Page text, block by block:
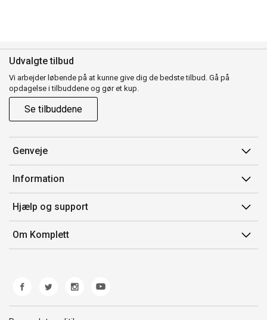
Udvalgte tilbud
Vi arbejder løbende på at kunne give dig de bedste tilbud. Gå på
opdagelse i tilbuddene og gør et kup.
Se tilbuddene
Genveje
Min side
Ordrehistorik
Gavekort
Information
Salgsbetingelser
Mærker/producent
Fortrydelsesret
Hjælp og support
Kontakt os
Kundeservice
Fejl/Mangler
Fragt og levering
Om Komplett